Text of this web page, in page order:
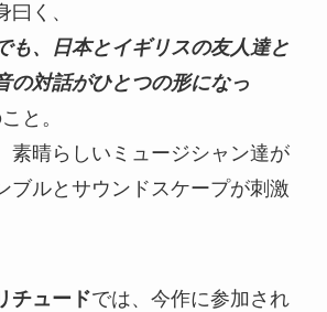
く、
も、日本とイギリスの友人達と
の対話がひとつの形になっ
と。
素晴らしいミュージシャン達が
ブルとサウンドスケープが刺激
チュードでは、今作に参加され